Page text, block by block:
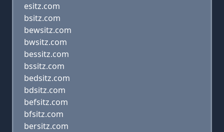
esitz.com
bsitz.com
bewsitz.com
bwsitz.com
bessitz.com
bssitz.com
bedsitz.com
bdsitz.com
befsitz.com
bfsitz.com
bersitz.com